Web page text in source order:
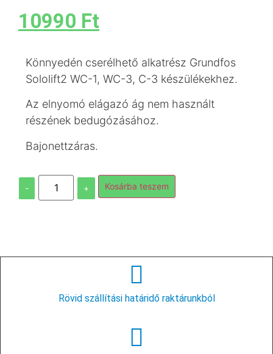
10990 Ft
Könnyedén cserélhető alkatrész Grundfos
Sololift2 WC-1, WC-3, C-3 készülékekhez.
Az elnyomó elágazó ág nem használt
részének bedugózásához.
Bajonettzáras.
- + Kosárba teszem
Rövid szállítási határidő raktárunkból